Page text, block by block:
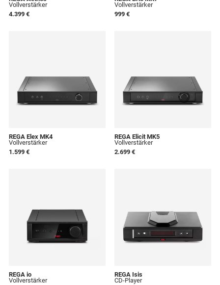
Vollverstärker
4.399 €
Vollverstärker
999 €
REGA Elex MK4
Vollverstärker
1.599 €
REGA Elicit MK5
Vollverstärker
2.699 €
REGA io
Vollverstärker
REGA Isis
CD-Player